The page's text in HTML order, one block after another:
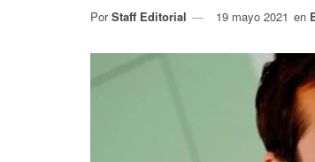
Por Staff Editorial 19 mayo 2021 en